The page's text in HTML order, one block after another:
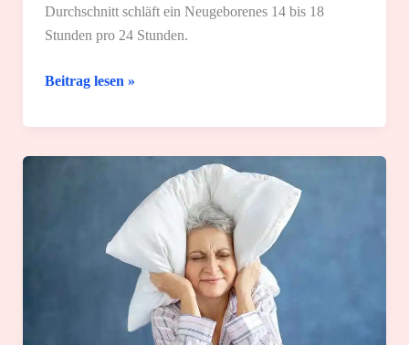
Durchschnitt schläft ein Neugeborenes 14 bis 18
Stunden pro 24 Stunden.
Für
Baby:
Beitrag lesen »